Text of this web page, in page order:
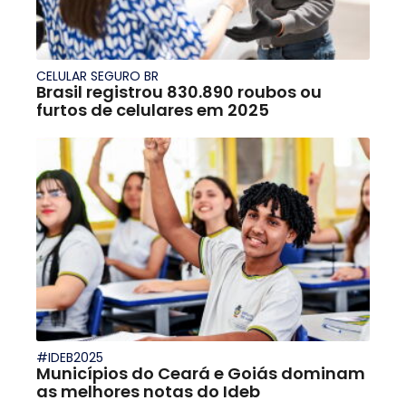
CELULAR SEGURO BR
Brasil registrou 830.890 roubos ou
furtos de celulares em 2025
#IDEB2025
Municípios do Ceará e Goiás dominam
as melhores notas do Ideb